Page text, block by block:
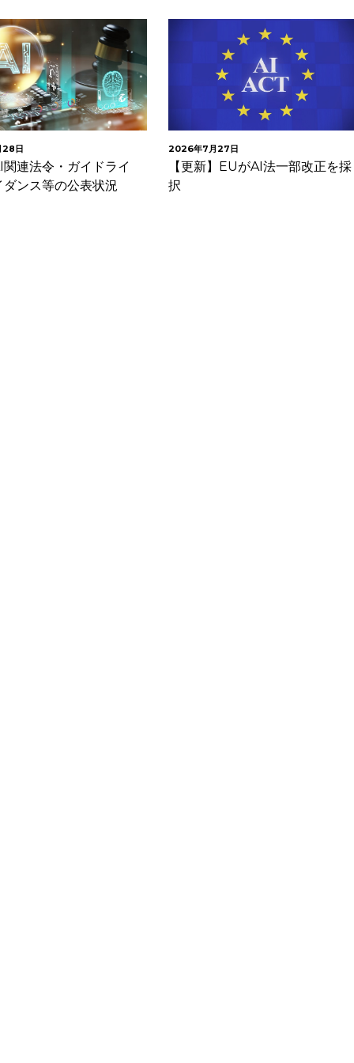
日
連法令・ガイドライ
ダンス等の公表状況
2026年7月27日
【更新】EUがAI法一部改正を採
択